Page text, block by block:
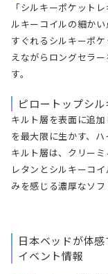
「シルキーポケット
ルキーコイルの細か
すぐれるシルキーポ
えながらロングセラ
す。
ピロートップシ
キルト層を表面に追
を最大限に生かす、
キルト層は、クリー
レタンとシルキーコ
みを感じる濃厚なソフ
日本ベッドが体感
イベント情報